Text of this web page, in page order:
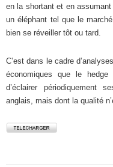
en la shortant et en
un éléphant tel que le
bien se réveiller tôt ou tard.
C’est dans le cadre
économiques que le
d’éclairer périodiquement
anglais, mais dont la qualité